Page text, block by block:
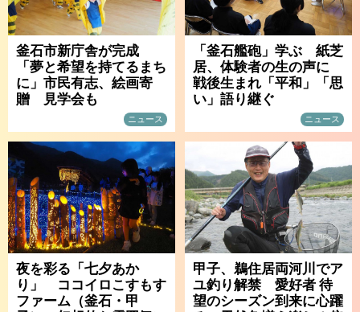
釜石市新庁舎が完成
「夢と希望を持てるまち
に」市民有志、絵画寄
贈 見学会も
ニュース
「釜石艦砲」学ぶ 紙芝
居、体験者の生の声に
戦後生まれ「平和」「思
い」語り継ぐ
ニュース
夜を彩る「七夕あか
り」 ココイロこすもす
ファーム（釜石・甲
甲子、鵜住居両河川でア
ユ釣り解禁 愛好者 待
望のシーズン到来に心躍